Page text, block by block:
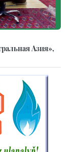
Азия»,